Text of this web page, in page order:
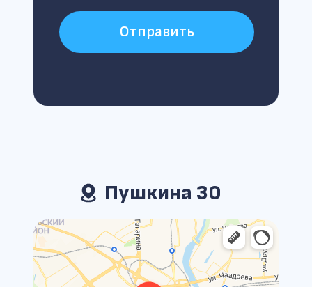
Пушкина 30
Отправить